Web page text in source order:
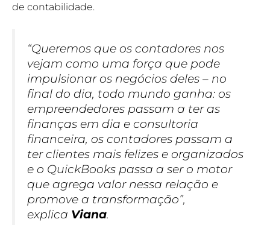
de contabilidade.
“Queremos que os contadores nos
vejam como uma força que pode
impulsionar os negócios deles – no
final do dia, todo mundo ganha: os
empreendedores passam a ter as
finanças em dia e consultoria
financeira, os contadores passam a
ter clientes mais felizes e organizados
e o QuickBooks passa a ser o motor
que agrega valor nessa relação e
promove a transformação”,
explica Viana.